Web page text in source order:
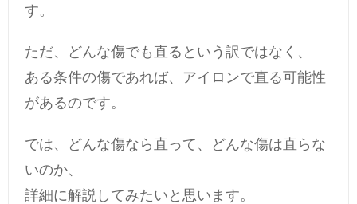
す。
ただ、どんな傷でも直るという訳ではなく、
ある条件の傷であれば、アイロンで直る可能性
があるのです。
では、どんな傷なら直って、どんな傷は直らな
いのか、
詳細に解説してみたいと思います。